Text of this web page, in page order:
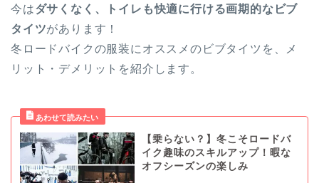
今はダサくなく、トイレも快適に行ける画期的なビブ
タイツがあります！
冬ロードバイクの服装にオススメのビブタイツを、メ
リット・デメリットを紹介します。
【乗らない？】冬こそロードバ
イク趣味のスキルアップ！暇な
オフシーズンの楽しみ